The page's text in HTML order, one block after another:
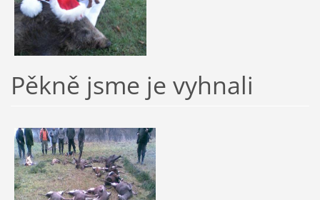
Pěkně jsme je vyhnali